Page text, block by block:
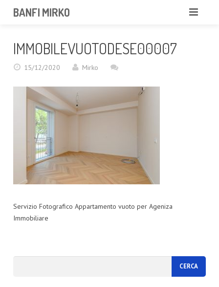
BANFI MIRKO
PORTFOLIO
SERVIZI
CONTATTAMI
IMMOBILEVUOTODESE00007
15/12/2020 Mirko
Servizio Fotografico Appartamento vuoto per Ageniza
Immobiliare